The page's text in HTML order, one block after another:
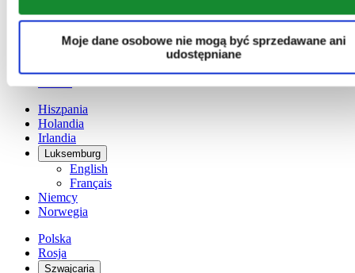
Moje dane osobowe nie mogą być sprzedawane ani
udostępniane
English
简体中文
Hiszpania
Holandia
Irlandia
Luksemburg
English
Français
Niemcy
Norwegia
Polska
Rosja
Szwajcaria